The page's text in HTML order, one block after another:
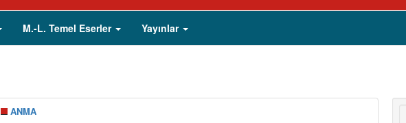
M.-L. Temel Eserler Yayınlar
ANMA